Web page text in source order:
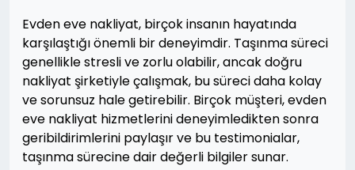
Evden eve nakliyat, birçok insanın hayatında
karşılaştığı önemli bir deneyimdir. Taşınma süreci
genellikle stresli ve zorlu olabilir, ancak doğru
nakliyat şirketiyle çalışmak, bu süreci daha kolay
ve sorunsuz hale getirebilir. Birçok müşteri, evden
eve nakliyat hizmetlerini deneyimledikten sonra
geribildirimlerini paylaşır ve bu testimonialar,
taşınma sürecine dair değerli bilgiler sunar.